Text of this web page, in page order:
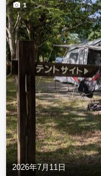
2026年7月11日
1